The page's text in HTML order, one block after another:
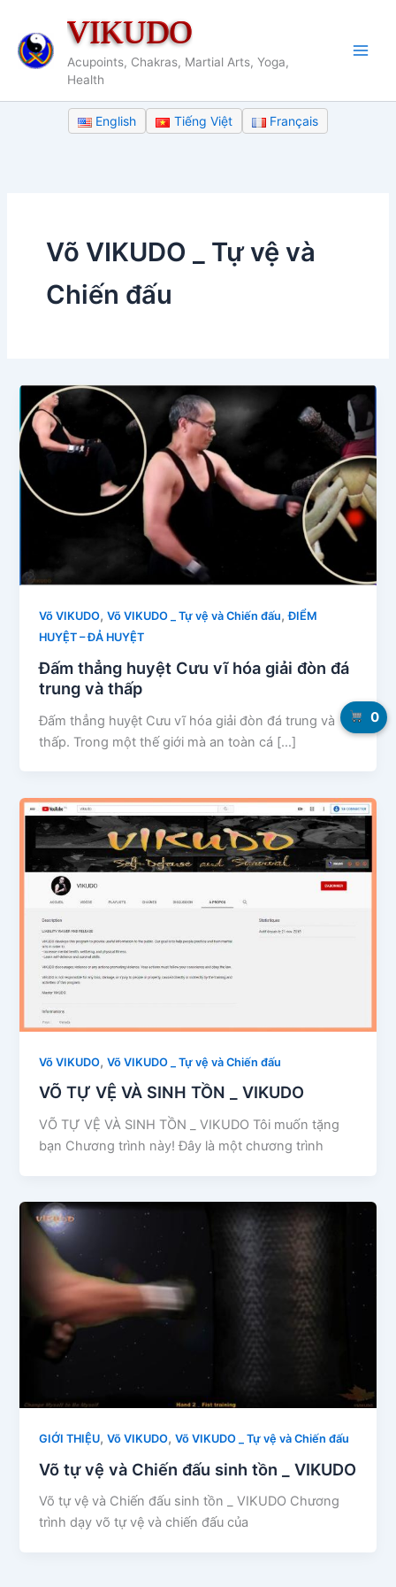
dung
VIKUDO
Acupoints, Chakras, Martial Arts, Yoga,
Health
English Tiếng Việt Français
Võ VIKUDO _ Tự vệ và
Chiến đấu
Võ VIKUDO,Võ VIKUDO _ Tự vệ và Chiến đấu,ĐIỂM
HUYỆT – ĐẢ HUYỆT
Đấm thẳng huyệt Cưu vĩ hóa giải đòn đá
trung và thấp
Đấm thẳng huyệt Cưu vĩ hóa giải đòn đá trung và
thấp. Trong một thế giới mà an toàn cá […]
Võ VIKUDO,Võ VIKUDO _ Tự vệ và Chiến đấu
VÕ TỰ VỆ VÀ SINH TỒN _ VIKUDO
VÕ TỰ VỆ VÀ SINH TỒN _ VIKUDO Tôi muốn tặng
bạn Chương trình này! Đây là một chương trình
GIỚI THIỆU,Võ VIKUDO,Võ VIKUDO _ Tự vệ và Chiến đấu
Võ tự vệ và Chiến đấu sinh tồn _ VIKUDO
Võ tự vệ và Chiến đấu sinh tồn _ VIKUDO Chương
trình dạy võ tự vệ và chiến đấu của
0